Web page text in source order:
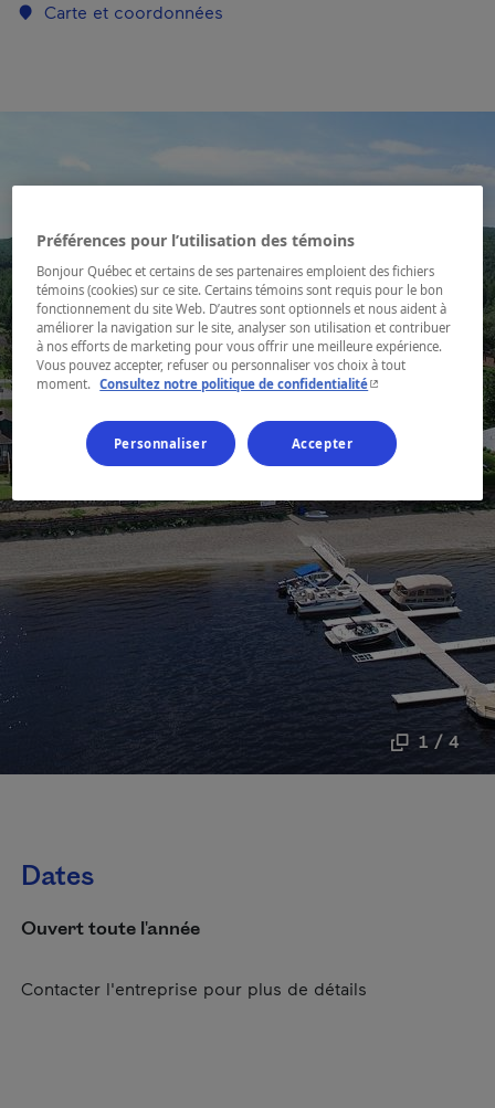
1 / 4
Carte et coordonnées
Dates
Ouvert toute l'année
Contacter l'entreprise pour plus de détails
Préférences pour l’utilisation des témoins
Bonjour Québec et certains de ses partenaires emploient des fichiers
témoins (cookies) sur ce site. Certains témoins sont requis pour le bon
fonctionnement du site Web. D’autres sont optionnels et nous aident à
améliorer la navigation sur le site, analyser son utilisation et contribuer
à nos efforts de marketing pour vous offrir une meilleure expérience.
Vous pouvez accepter, refuser ou personnaliser vos choix à tout
moment.
Consultez notre politique de confidentialité- Cet hyperlien
Personnaliser Accepter